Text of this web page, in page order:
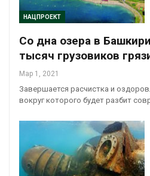
НАЦПРОЕКТ
Со дна озера в
тысяч грузовиков
Мар 1, 2021
Завершается расчистка и
вокруг которого будет разбит